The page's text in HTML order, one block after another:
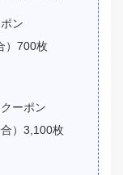
ン
）700枚
ーポン
）3,100枚